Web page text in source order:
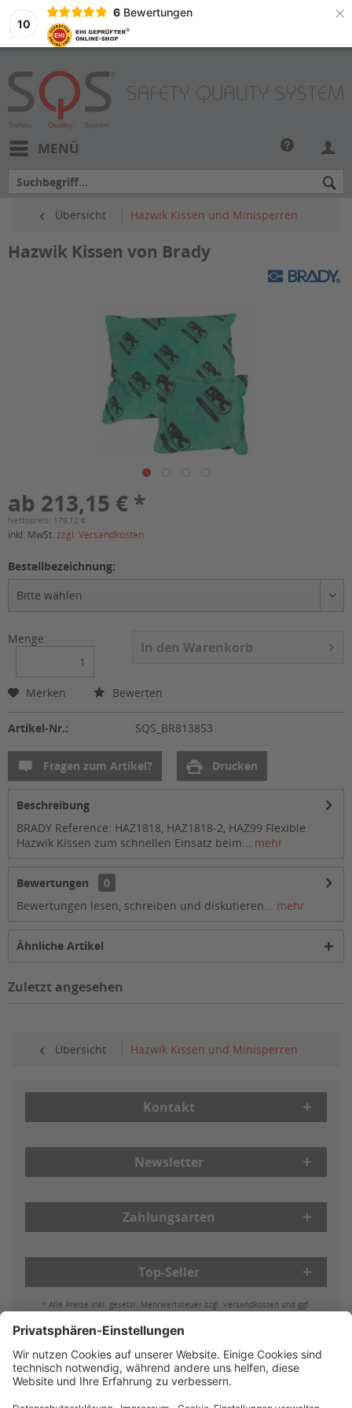
10
6 Bewertungen ×
MENÜ
Übersicht Hazwik Kissen und Minisperren
Hazwik Kissen von Brady
ab 213,15 € *
Nettopreis: 179,12 €
inkl. MwSt. zzgl. Versandkosten
Bestellbezeichnung:
Menge:
In den Warenkorb
Merken Bewerten
Artikel-Nr.: SQS_BR813853
Fragen zum Artikel? Drucken
Beschreibung
BRADY Reference: HAZ1818, HAZ1818-2, HAZ99 Flexible
Hazwik Kissen zum schnellen Einsatz beim... mehr
Bewertungen
0
Bewertungen lesen, schreiben und diskutieren... mehr
Ähnliche Artikel
Zuletzt angesehen
Übersicht Hazwik Kissen und Minisperren
Kontakt
Newsletter
Zahlungsarten
Top-Seller
* Alle Preise inkl. gesetzl. Mehrwertsteuer zzgl. Versandkosten und ggf.
Batterieleistung & Entsorgung
Widerruf
Reklamationen
AGB
Datenschutz Impressum Vertrag widerrufen